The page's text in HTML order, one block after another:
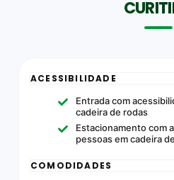
ACESSIBILIDADE
Entrada com
cadeira de rodas
Estacionamento com
pessoas em cadeira
COMODIDADES